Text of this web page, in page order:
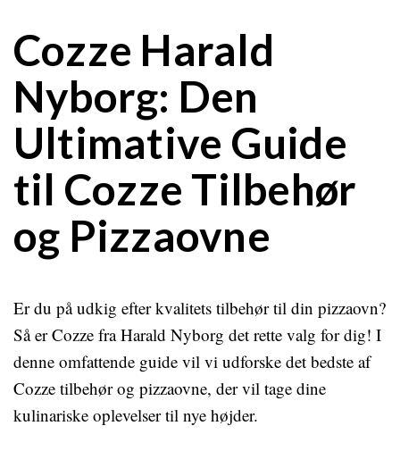
Cozze Harald
Nyborg: Den
Ultimative Guide
til Cozze Tilbehør
og Pizzaovne
Er du på udkig efter kvalitets tilbehør til din pizzaovn?
Så er Cozze fra Harald Nyborg det rette valg for dig! I
denne omfattende guide vil vi udforske det bedste af
Cozze tilbehør og pizzaovne, der vil tage dine
kulinariske oplevelser til nye højder.